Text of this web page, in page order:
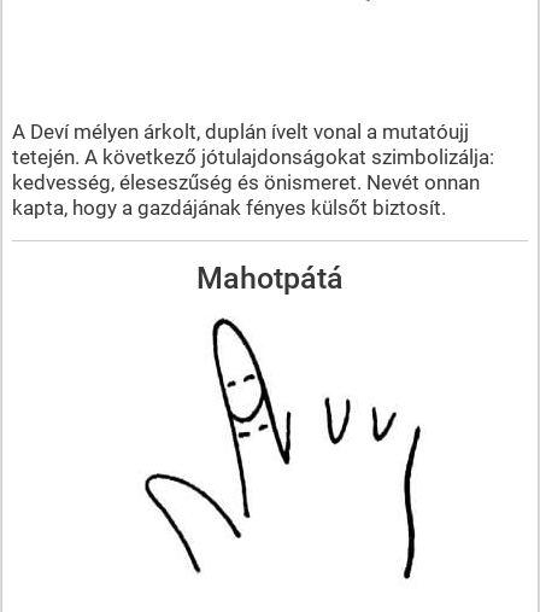
A Deví mélyen árkolt, duplán ívelt vonal a mutatóujj
tetején. A következő jótulajdonságokat szimbolizálja:
kedvesség, éleseszűség és önismeret. Nevét onnan
kapta, hogy a gazdájának fényes külsőt biztosít.
Mahotpátá